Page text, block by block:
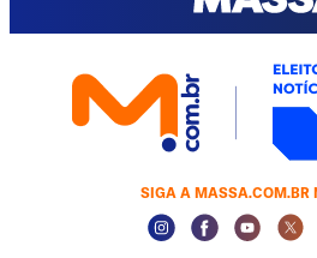
SIGA A MASSA.COM.BR
Instagram
Facebook